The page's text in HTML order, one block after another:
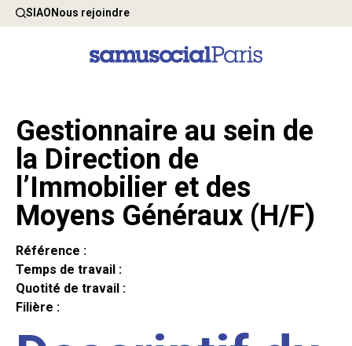
SIAONous rejoindre
Gestionnaire au sein de
la Direction de
l’Immobilier et des
Moyens Généraux (H/F)
Référence :
Temps de travail :
Quotité de travail :
Filière :